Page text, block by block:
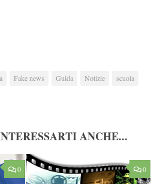
Fake news Guida Notizie
scuola
ANCHE...
0 0